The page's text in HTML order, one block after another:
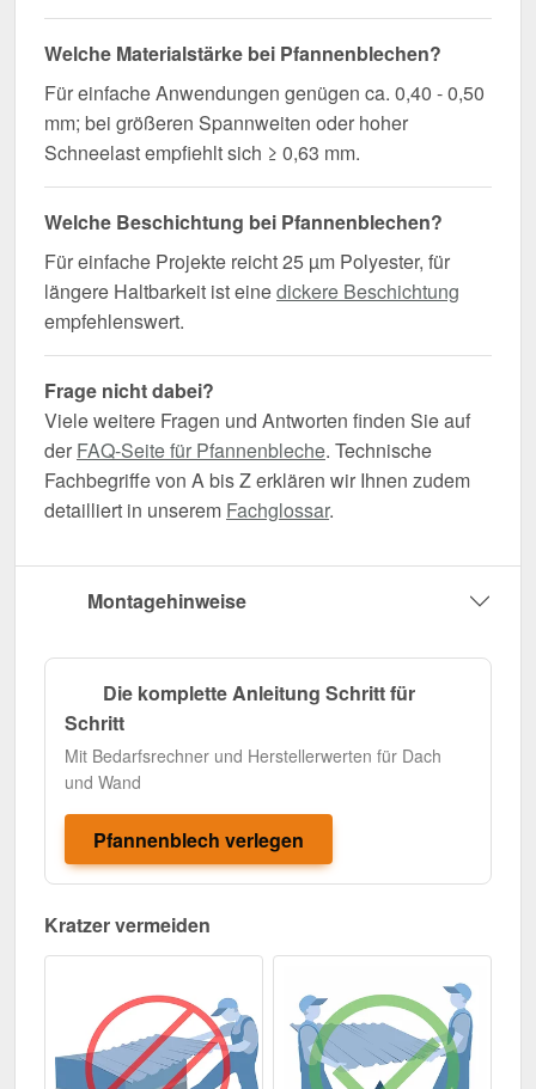
Welche Materialstärke bei Pfannenblechen?
Für einfache Anwendungen genügen ca. 0,40 - 0,50
mm; bei größeren Spannweiten oder hoher
Schneelast empfiehlt sich ≥ 0,63 mm.
Welche Beschichtung bei Pfannenblechen?
Für einfache Projekte reicht 25 µm Polyester, für
längere Haltbarkeit ist einedickere Beschichtung
empfehlenswert.
Frage nicht dabei?
Viele weitere Fragen und Antworten finden Sie auf
der FAQ-Seite für Pfannenbleche. Technische
Fachbegriffe von A bis Z erklären wir Ihnen zudem
detailliert in unserem Fachglossar.
Montagehinweise
Die komplette Anleitung Schritt für
Schritt
Mit Bedarfsrechner und Herstellerwerten für Dach
und Wand
Pfannenblech verlegen
Kratzer vermeiden